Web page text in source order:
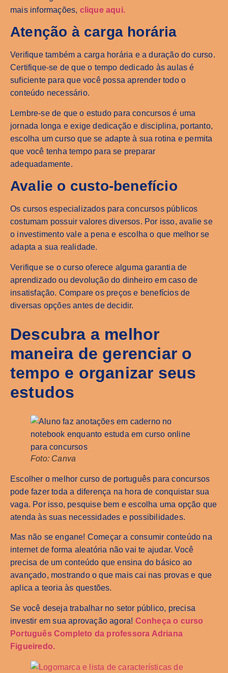
mais informações, clique aqui.
Atenção à carga horária
Verifique também a carga horária e a duração do curso.
Certifique-se de que o tempo dedicado às aulas é
suficiente para que você possa aprender todo o
conteúdo necessário.
Lembre-se de que o estudo para concursos é uma
jornada longa e exige dedicação e disciplina, portanto,
escolha um curso que se adapte à sua rotina e permita
que você tenha tempo para se preparar
adequadamente.
Avalie o custo-benefício
Os cursos especializados para concursos públicos
costumam possuir valores diversos. Por isso, avalie se
o investimento vale a pena e escolha o que melhor se
adapta a sua realidade.
Verifique se o curso oferece alguma garantia de
aprendizado ou devolução do dinheiro em caso de
insatisfação. Compare os preços e benefícios de
diversas opções antes de decidir.
Descubra a melhor
maneira de gerenciar o
tempo e organizar seus
estudos
Foto: Canva
Escolher o melhor curso de português para concursos
pode fazer toda a diferença na hora de conquistar sua
vaga. Por isso, pesquise bem e escolha uma opção que
atenda às suas necessidades e possibilidades.
Mas não se engane! Começar a consumir conteúdo na
internet de forma aleatória não vai te ajudar. Você
precisa de um conteúdo que ensina do básico ao
avançado, mostrando o que mais cai nas provas e que
aplica a teoria às questões.
Se você deseja trabalhar no setor público, precisa
investir em sua aprovação agora! Conheça o curso
Português Completo da professora Adriana
Figueiredo.